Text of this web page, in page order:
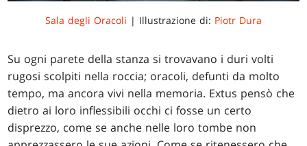
Sala degli Oracoli | Illustrazione di: Piotr Dura
Su ogni parete della stanza si trovavano i duri volti
rugosi scolpiti nella roccia; oracoli, defunti da molto
tempo, ma ancora vivi nella memoria. Extus pensò che
dietro ai loro inflessibili occhi ci fosse un certo
disprezzo, come se anche nelle loro tombe non